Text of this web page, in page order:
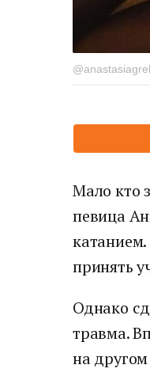
Мало кто
певица
принять
Однако
травма.
на